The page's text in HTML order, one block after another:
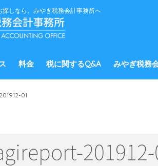
探しなら、みやぎ税務会計事務所へ
料金 税に関するQ&A みやぎ税務
01
201912-